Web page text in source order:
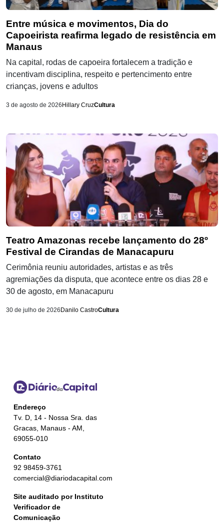
Entre música e movimentos, Dia do
Capoeirista reafirma legado de resistência em
Manaus
Na capital, rodas de capoeira fortalecem a tradição e
incentivam disciplina, respeito e pertencimento entre
crianças, jovens e adultos
3 de agosto de 2026 Hillary CruzCultura
Teatro Amazonas recebe lançamento do 28º
Festival de Cirandas de Manacapuru
Cerimônia reuniu autoridades, artistas e as três
agremiações da disputa, que acontece entre os dias 28 e
30 de agosto, em Manacapuru
30 de julho de 2026 Danilo CastroCultura
Endereço
Tv. D, 14 - Nossa Sra. das
Gracas, Manaus - AM,
69055-010
Contato
92 98459-3761
comercial@diariodacapital.com
Site auditado por Instituto
Verificador de
Comunicação